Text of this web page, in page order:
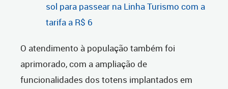
sol para passear na Linha Turismo com a
tarifa a R$ 6
O atendimento à população também foi
aprimorado, com a ampliação de
funcionalidades dos totens implantados em